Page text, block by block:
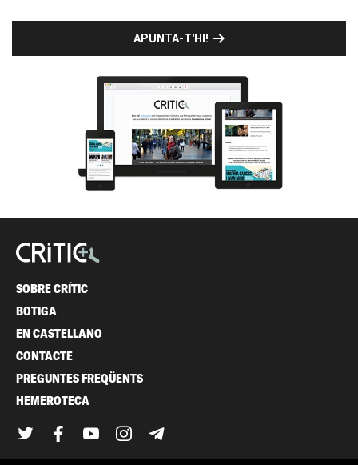
APUNTA-T'HI!
SOBRE CRÍTIC
BOTIGA
EN CASTELLANO
CONTACTE
PREGUNTES FREQÜENTS
HEMEROTECA
TwitterFacebook
YouTubeInstagram